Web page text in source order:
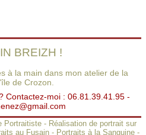
BREIZH !
à la main dans mon atelier de la
de Crozon.
Contactez-moi : 06.81.39.41.95 -
Portraitiste - Réalisation de portrait sur
au Fusain - Portraits à la Sanguine -